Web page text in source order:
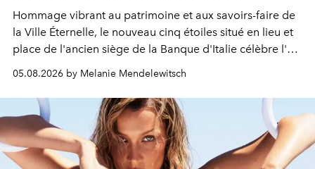
Hommage vibrant au patrimoine et aux savoirs-faire de
la Ville Éternelle, le nouveau cinq étoiles situé en lieu et
place de l'ancien siège de la Banque d'Italie célèbre l'art
de vivre Romain dans toute son élégance intemporelle.
05.08.2026 by Melanie Mendelewitsch